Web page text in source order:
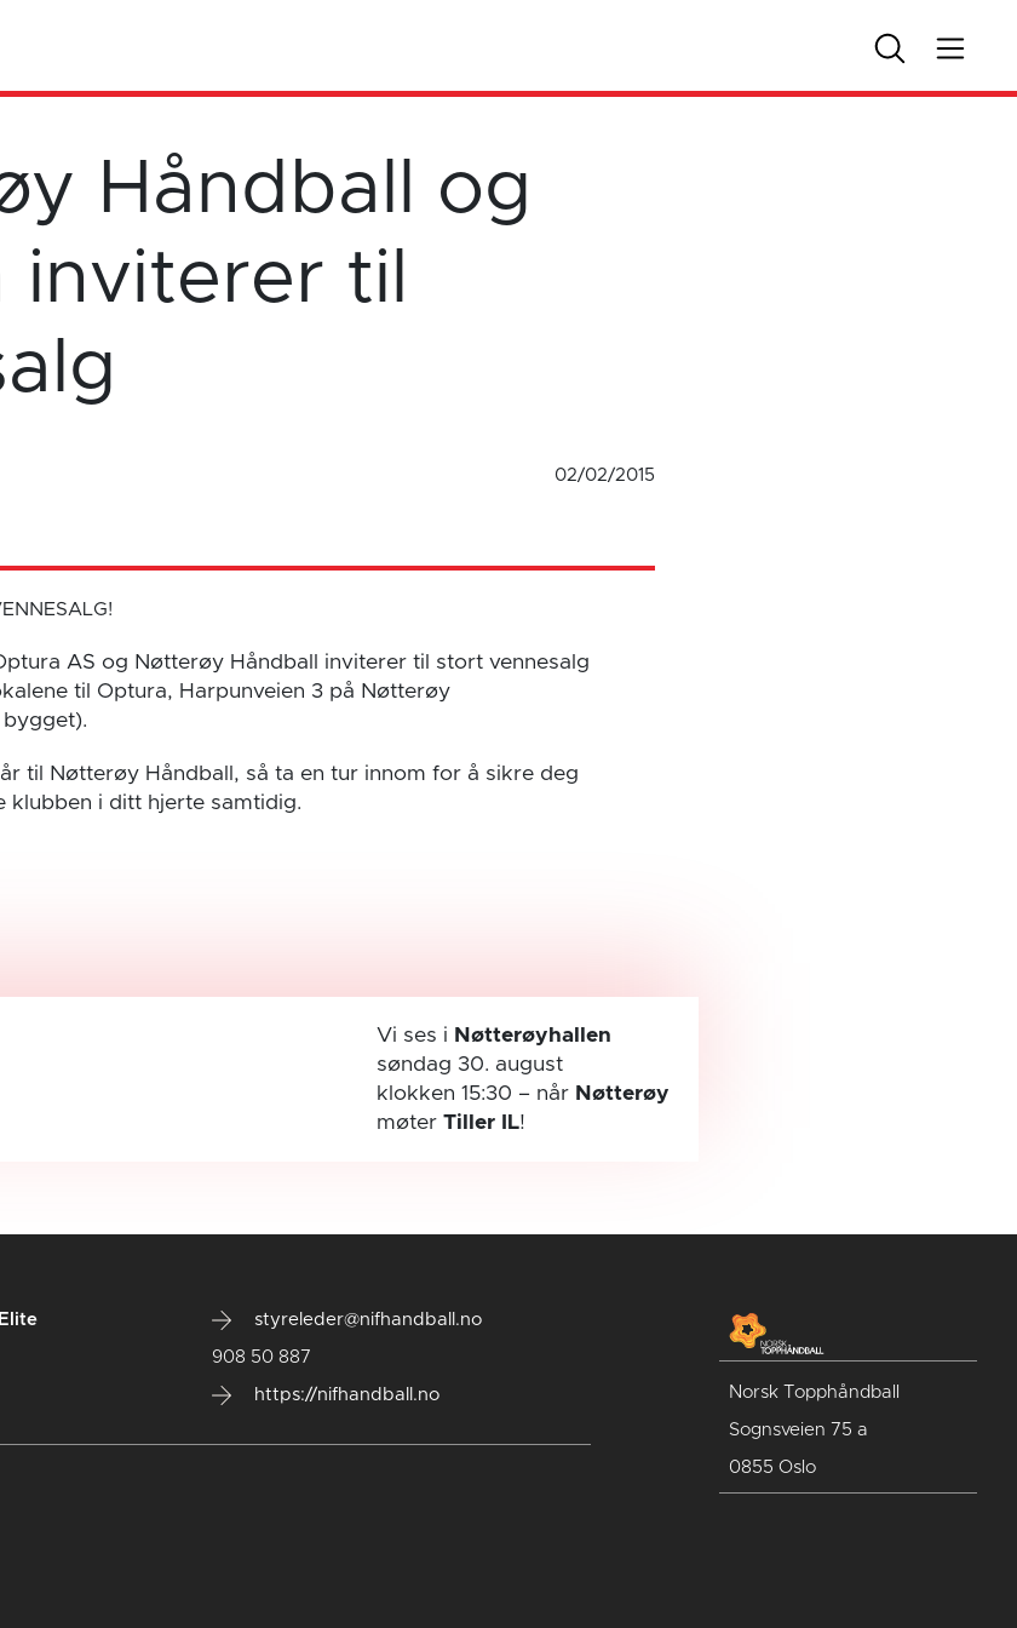
Håndball og
inviterer til
02/02/2015
AS og Nøtterøy Håndball inviterer til stort vennesalg
til Optura, Harpunveien 3 på Nøtterøy
til Nøtterøy Håndball, så ta en tur innom for å sikre deg
klubben i ditt hjerte samtidig.
Vi ses i Nøtterøyhallen
søndag 30. august
klokken 15:30 – når Nøtterøy
møterTiller IL!
styreleder@nifhandball.no
908 50 887
https://nifhandball.no Norsk Topphåndball
Sognsveien 75 a
0855 Oslo